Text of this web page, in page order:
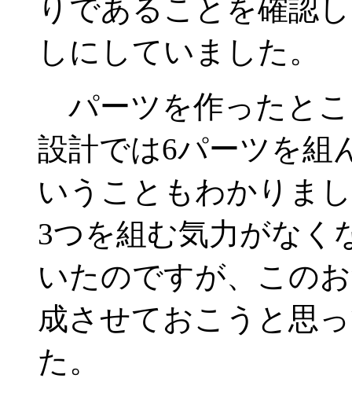
りであることを確認
しにしていました。
パーツを作ったと
設計では6パーツを組
いうこともわかりま
3つを組む気力がなく
いたのですが、この
成させておこうと思
た。